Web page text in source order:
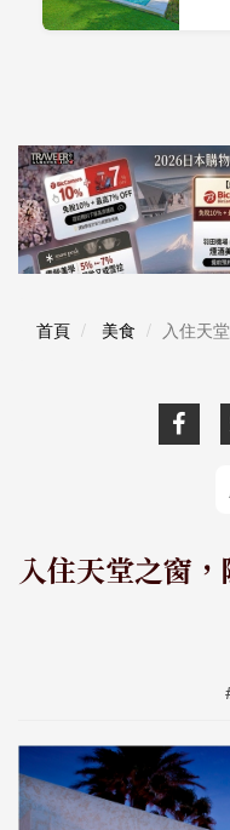
首頁 美食 入住天
入住天堂之窗